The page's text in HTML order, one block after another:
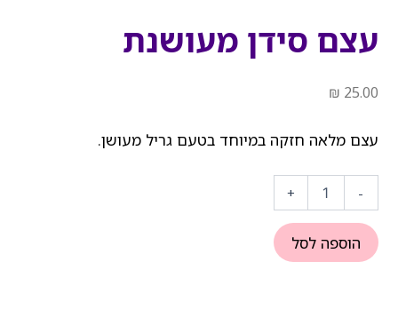
עצם סידן מעושנת
₪ 25.00
עצם מלאה חזקה במיוחד בטעם גריל מעושן.
-
של
עצם
סידן
מעושנת
+
הוספה לסל